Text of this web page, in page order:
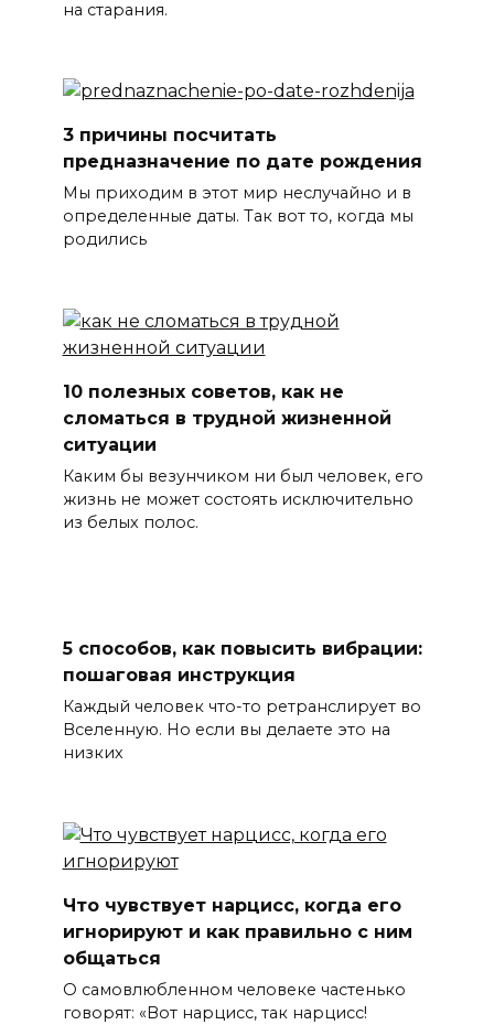
на старания.
3 причины посчитать
предназначение по дате рождения
Мы приходим в этот мир неслучайно и в
определенные даты. Так вот то, когда мы
родились
10 полезных советов, как не
сломаться в трудной жизненной
ситуации
Каким бы везунчиком ни был человек, его
жизнь не может состоять исключительно
из белых полос.
5 способов, как повысить вибрации:
пошаговая инструкция
Каждый человек что-то ретранслирует во
Вселенную. Но если вы делаете это на
низких
Что чувствует нарцисс, когда его
игнорируют и как правильно с ним
общаться
О самовлюбленном человеке частенько
говорят: «Вот нарцисс, так нарцисс!